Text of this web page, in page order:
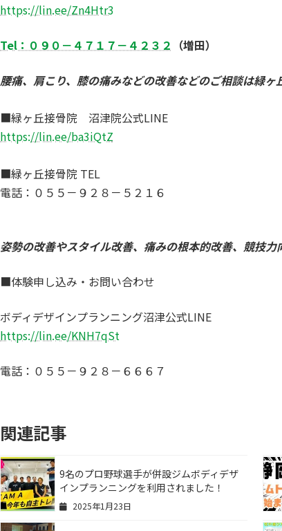
https://lin.ee/Zn4Htr3
Tel：０９０－４７１７－４２３２ （増田）
腰痛、肩こり、膝の痛みなどの改善などのご相談は緑ヶ
■緑ヶ丘接骨院 沼津院公式LINE
https://lin.ee/ba3iQtZ
■緑ヶ丘接骨院 TEL
電話：０５５－９２８－５２１６
姿勢の改善やスタイル改善、痛みの根本的改善、競技
■体験申し込み・お問い合わせ
ボディデザインプランニング沼津公式LINE
https://lin.ee/KNH7qSt
電話：０５５－９２８－６６６７
関連記事
9名のプロ野球選手が併設ジムボディデザ
インプランニングを利用されました！
2025年1月23日